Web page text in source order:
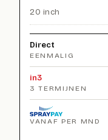
20 inch
Direct
EENMALIG
in3
3 TERMIJNEN
VANAF PER MND